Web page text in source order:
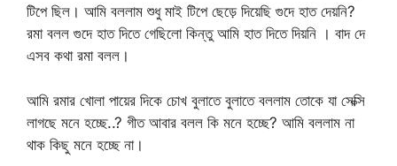
টিপে ছিল। আমি বললাম শুধু মাই টিপে ছেড়ে দিয়েছি গুদে হাত দেয়নি?
রমা বলল গুদে হাত দিতে গেছিলো কিন্তু আমি হাত দিতে দিয়নি । বাদ দে
এসব কথা রমা বলল।
আমি রমার খোলা পায়ের দিকে চোখ বুলাতে বুলাতে বললাম তোকে যা সেক্সি
লাগছে মনে হচ্ছে..? গীত আবার বলল কি মনে হচ্ছে? আমি বললাম না
থাক কিছু মনে হচ্ছে না।